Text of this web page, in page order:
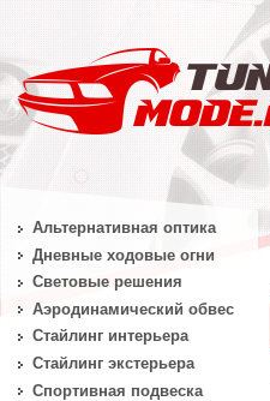
Альтернативная оптика
Дневные ходовые огни
Световые решения
Аэродинамический обвес
Стайлинг интерьера
Стайлинг экстерьера
Спортивная подвеска